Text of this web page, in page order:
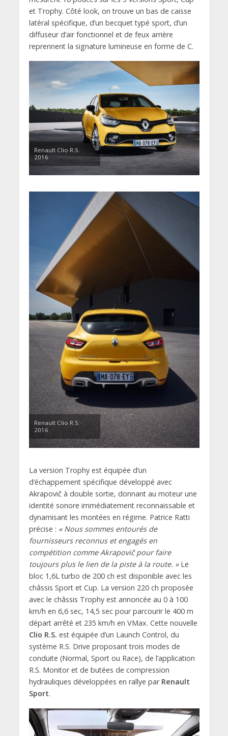
et Trophy. Côté look, on trouve un bas de caisse
latéral spécifique, d’un becquet typé sport, d’un
diffuseur d’air fonctionnel et de feux arrière
reprennent la signature lumineuse en forme de C.
Renault Clio R.S.
2016
Renault Clio R.S.
2016
La version Trophy est équipée d’un
d’échappement spécifique développé avec
Akrapovič à double sortie, donnant au moteur une
identité sonore immédiatement reconnaissable et
dynamisant les montées en régime. Patrice Ratti
précise : « Nous sommes entourés de
fournisseurs reconnus et engagés en
compétition comme Akrapovič pour faire
toujours plus le lien de la piste à la route. »Le
bloc 1,6L turbo de 200 ch est disponible avec les
châssis Sport et Cup. La version 220 ch proposée
avec le châssis Trophy est annoncée au 0 à 100
km/h en 6,6 sec, 14,5 sec pour parcourir le 400 m
départ arrêté et 235 km/h en VMax. Cette nouvelle
Clio R.S. est équipée d’un Launch Control, du
système R.S. Drive proposant trois modes de
conduite (Normal, Sport ou Race), de l’application
R.S. Monitor et de butées de compression
hydrauliques développées en rallye par Renault
Sport.